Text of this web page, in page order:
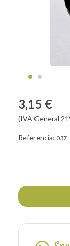
3,15 €
(IVA General
Referencia: 037